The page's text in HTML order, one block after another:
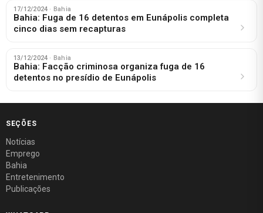
17/12/2024 · Bahia
Bahia: Fuga de 16 detentos em Eunápolis completa
cinco dias sem recapturas
13/12/2024 · Bahia
Bahia: Facção criminosa organiza fuga de 16
detentos no presídio de Eunápolis
SEÇÕES
Notícias
Emprego
Bahia
Entretenimento
Publicações